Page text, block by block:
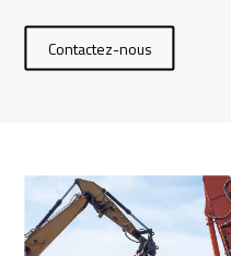
Contactez-nous